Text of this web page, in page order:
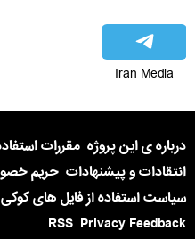
Iran Media
درباره ی این پروژه مقررات
انتقادات و پیشنهادات حریم
سیاست استفاده از فایل های
Privacy Feedback
RSS